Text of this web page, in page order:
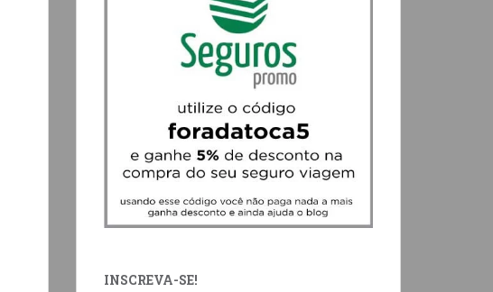
INSCREVA-SE!